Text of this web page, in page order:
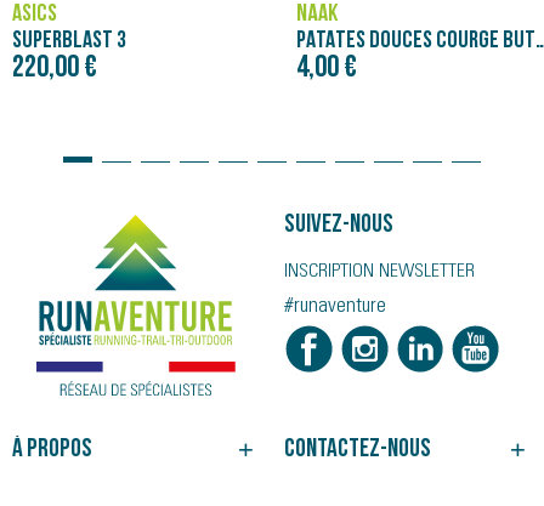
ASICS
SUPERBLAST 3
220,00 €
NÄAK
PATATES DOUCES COURGE
4,00 €
À propos Contactez-nous
Suivez-nous
INSCRIPTION NEWSLETTER
#runaventure